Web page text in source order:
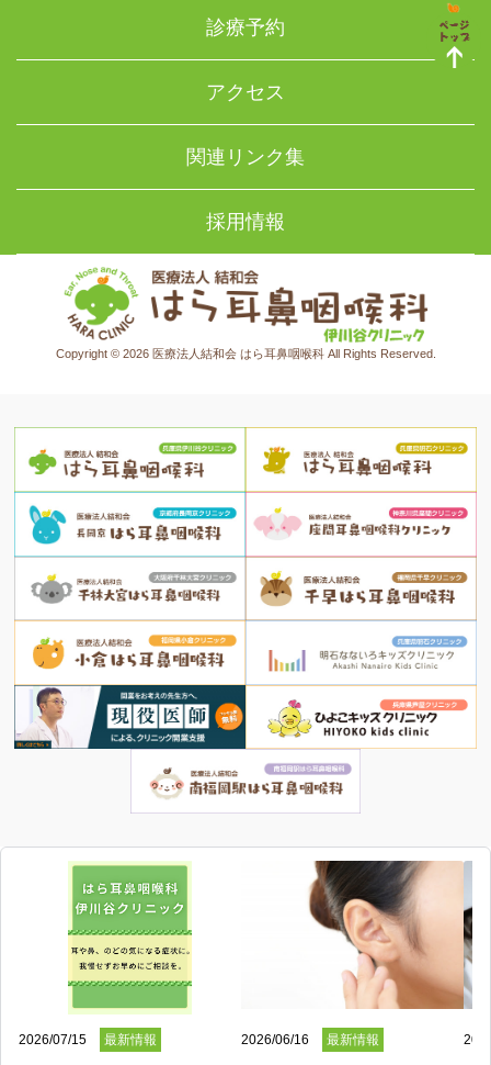
診療予約
アクセス
関連リンク集
採用情報
Copyright © 2026 医療法人結和会 はら耳鼻咽喉科 All Rights Reserved.
2026/07/15 最新情報 2026/06/16 最新情報